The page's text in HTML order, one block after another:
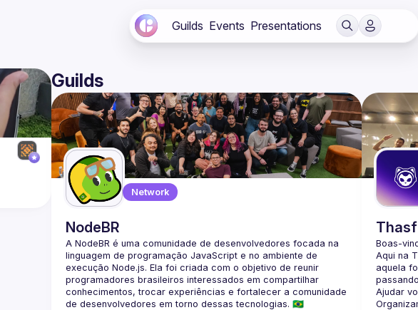
Guilds Events Presentations
Guilds
Network
NodeBR
A NodeBR é uma comunidade de desenvolvedores focada na
linguagem de programação JavaScript e no ambiente de
execução Node.js. Ela foi criada com o objetivo de reunir
programadores brasileiros interessados em compartilhar
conhecimentos, trocar experiências e fortalecer a comunidade
Boas-
Aqui na
aquela
Ajudar